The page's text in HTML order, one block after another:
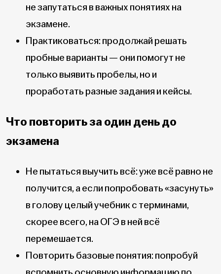
не запутаться в важных понятиях на
экзамене.
Практиковаться: продолжай решать
пробные варианты — они помогут не
только выявить пробелы, но и
проработать разные задания и кейсы.
Что повторить за один день до
экзамена
Не пытаться выучить всё: уже всё равно не
получится, а если попробовать «засунуть»
в голову целый учебник с терминами,
скорее всего, на ОГЭ в ней всё
перемешается.
Повторить базовые понятия: попробуй